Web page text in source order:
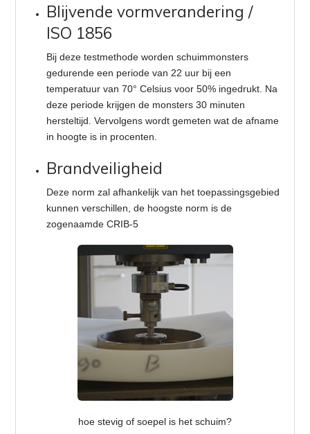
Blijvende vormverandering /
ISO 1856
Bij deze testmethode worden schuimmonsters
gedurende een periode van 22 uur bij een
temperatuur van 70° Celsius voor 50% ingedrukt. Na
deze periode krijgen de monsters 30 minuten
hersteltijd. Vervolgens wordt gemeten wat de afname
in hoogte is in procenten.
Brandveiligheid
Deze norm zal afhankelijk van het toepassingsgebied
kunnen verschillen, de hoogste norm is de
zogenaamde CRIB-5
hoe stevig of soepel is het schuim?